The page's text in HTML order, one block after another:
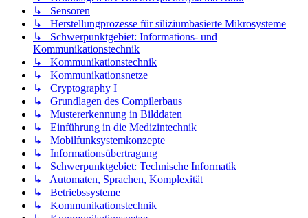
↳ Sensoren
↳ Herstellungprozesse für siliziumbasierte Mikrosysteme
↳ Schwerpunktgebiet: Informations- und
Kommunikationstechnik
↳ Kommunikationstechnik
↳ Kommunikationsnetze
↳ Cryptography I
↳ Grundlagen des Compilerbaus
↳ Mustererkennung in Bilddaten
↳ Einführung in die Medizintechnik
↳ Mobilfunksystemkonzepte
↳ Informationsübertragung
↳ Schwerpunktgebiet: Technische Informatik
↳ Automaten, Sprachen, Komplexität
↳ Betriebssysteme
↳ Kommunikationstechnik